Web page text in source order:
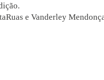
e Vanderley